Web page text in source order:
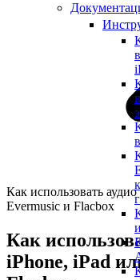
Как использовать
Evermusic и Flacbox
Как
iPhone, iPad